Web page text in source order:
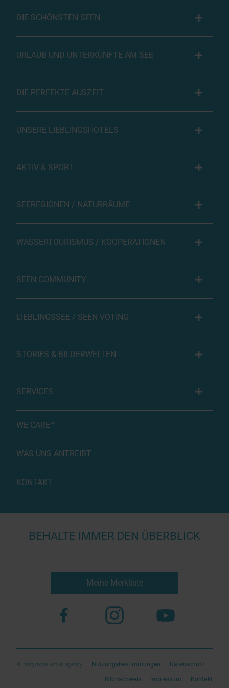
DIE SCHÖNSTEN SEEN
URLAUB UND UNTERKÜNFTE AM SEE
DIE PERFEKTE AUSZEIT
UNSERE LIEBLINGSHOTELS
AKTIV & SPORT
SEEREGIONEN / NATURRÄUME
WASSERTOURISMUS / KOOPERATIONEN
SEEN COMMUNITY
LIEBLINGSSEE / SEEN VOTING
STORIES & BILDERWELTEN
SERVICES
WE CARE™
WAS UNS ANTREIBT
KONTAKT
BEHALTE IMMER DEN ÜBERBLICK
Meine Merkliste
© 2023 more virtual agency Nutzungsbestimmungen Datenschutz
Bildnachweis Impressum Kontakt